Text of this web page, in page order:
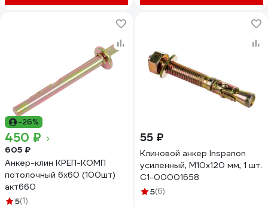
-26%
450 ₽
605 ₽
Анкер-клин КРЕП-КОМП
потолочный 6x60 (100шт)
акт660
5(1)
55 ₽
Клиновой анкер Insparion
усиленный, М10x120 мм, 1 шт.
С1-00001658
5(6)